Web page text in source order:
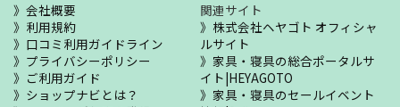
会社概要
利用規約
口コミ利用ガイドライン
プライバシーポリシー
ご利用ガイド
ショップナビとは？
関連サイト
株式会社ヘヤゴト オフィシャ
ルサイト
家具・寝具の総合ポータルサ
イト|HEYAGOTO
家具・寝具のセールイベント